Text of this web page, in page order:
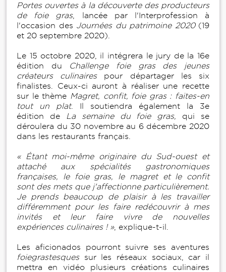
Portes ouvertes à la découverte des producteurs
de foie gras, lancée par l'Interprofession à
l'occasion des Journées du patrimoine 2020(19
et 20 septembre 2020).
Le 15 octobre 2020, il intégrera le jury de la 16e
édition du Challenge
foie gras des jeunes
créateurs culinairespour départager les six
finalistes. Ceux-ci auront à réaliser une recette
sur le thème Magret, confit, foie gras : faites-en
tout un plat. Il soutiendra également la 3e
édition de
La semaine du foie gras, qui se
déroulera du 30 novembre au 6 décembre 2020
dans les restaurants français.
« Étant moi-même originaire du Sud-ouest et
attaché aux spécialités gastronomiques
françaises, le foie gras, le magret et le confit
sont des mets que j'affectionne particulièrement.
Je prends beaucoup de plaisir à les travailler
différemment pour les faire redécouvrir à mes
invités et leur faire vivre de nouvelles
expériences culinaires ! », explique-t-il.
Les aficionados pourront suivre ses aventures
foiegrastesquessur les réseaux sociaux, car il
mettra en vidéo plusieurs créations culinaires